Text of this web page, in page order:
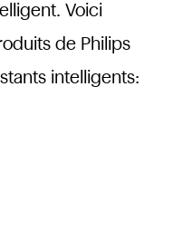
Voici
de Philips
intelligents: